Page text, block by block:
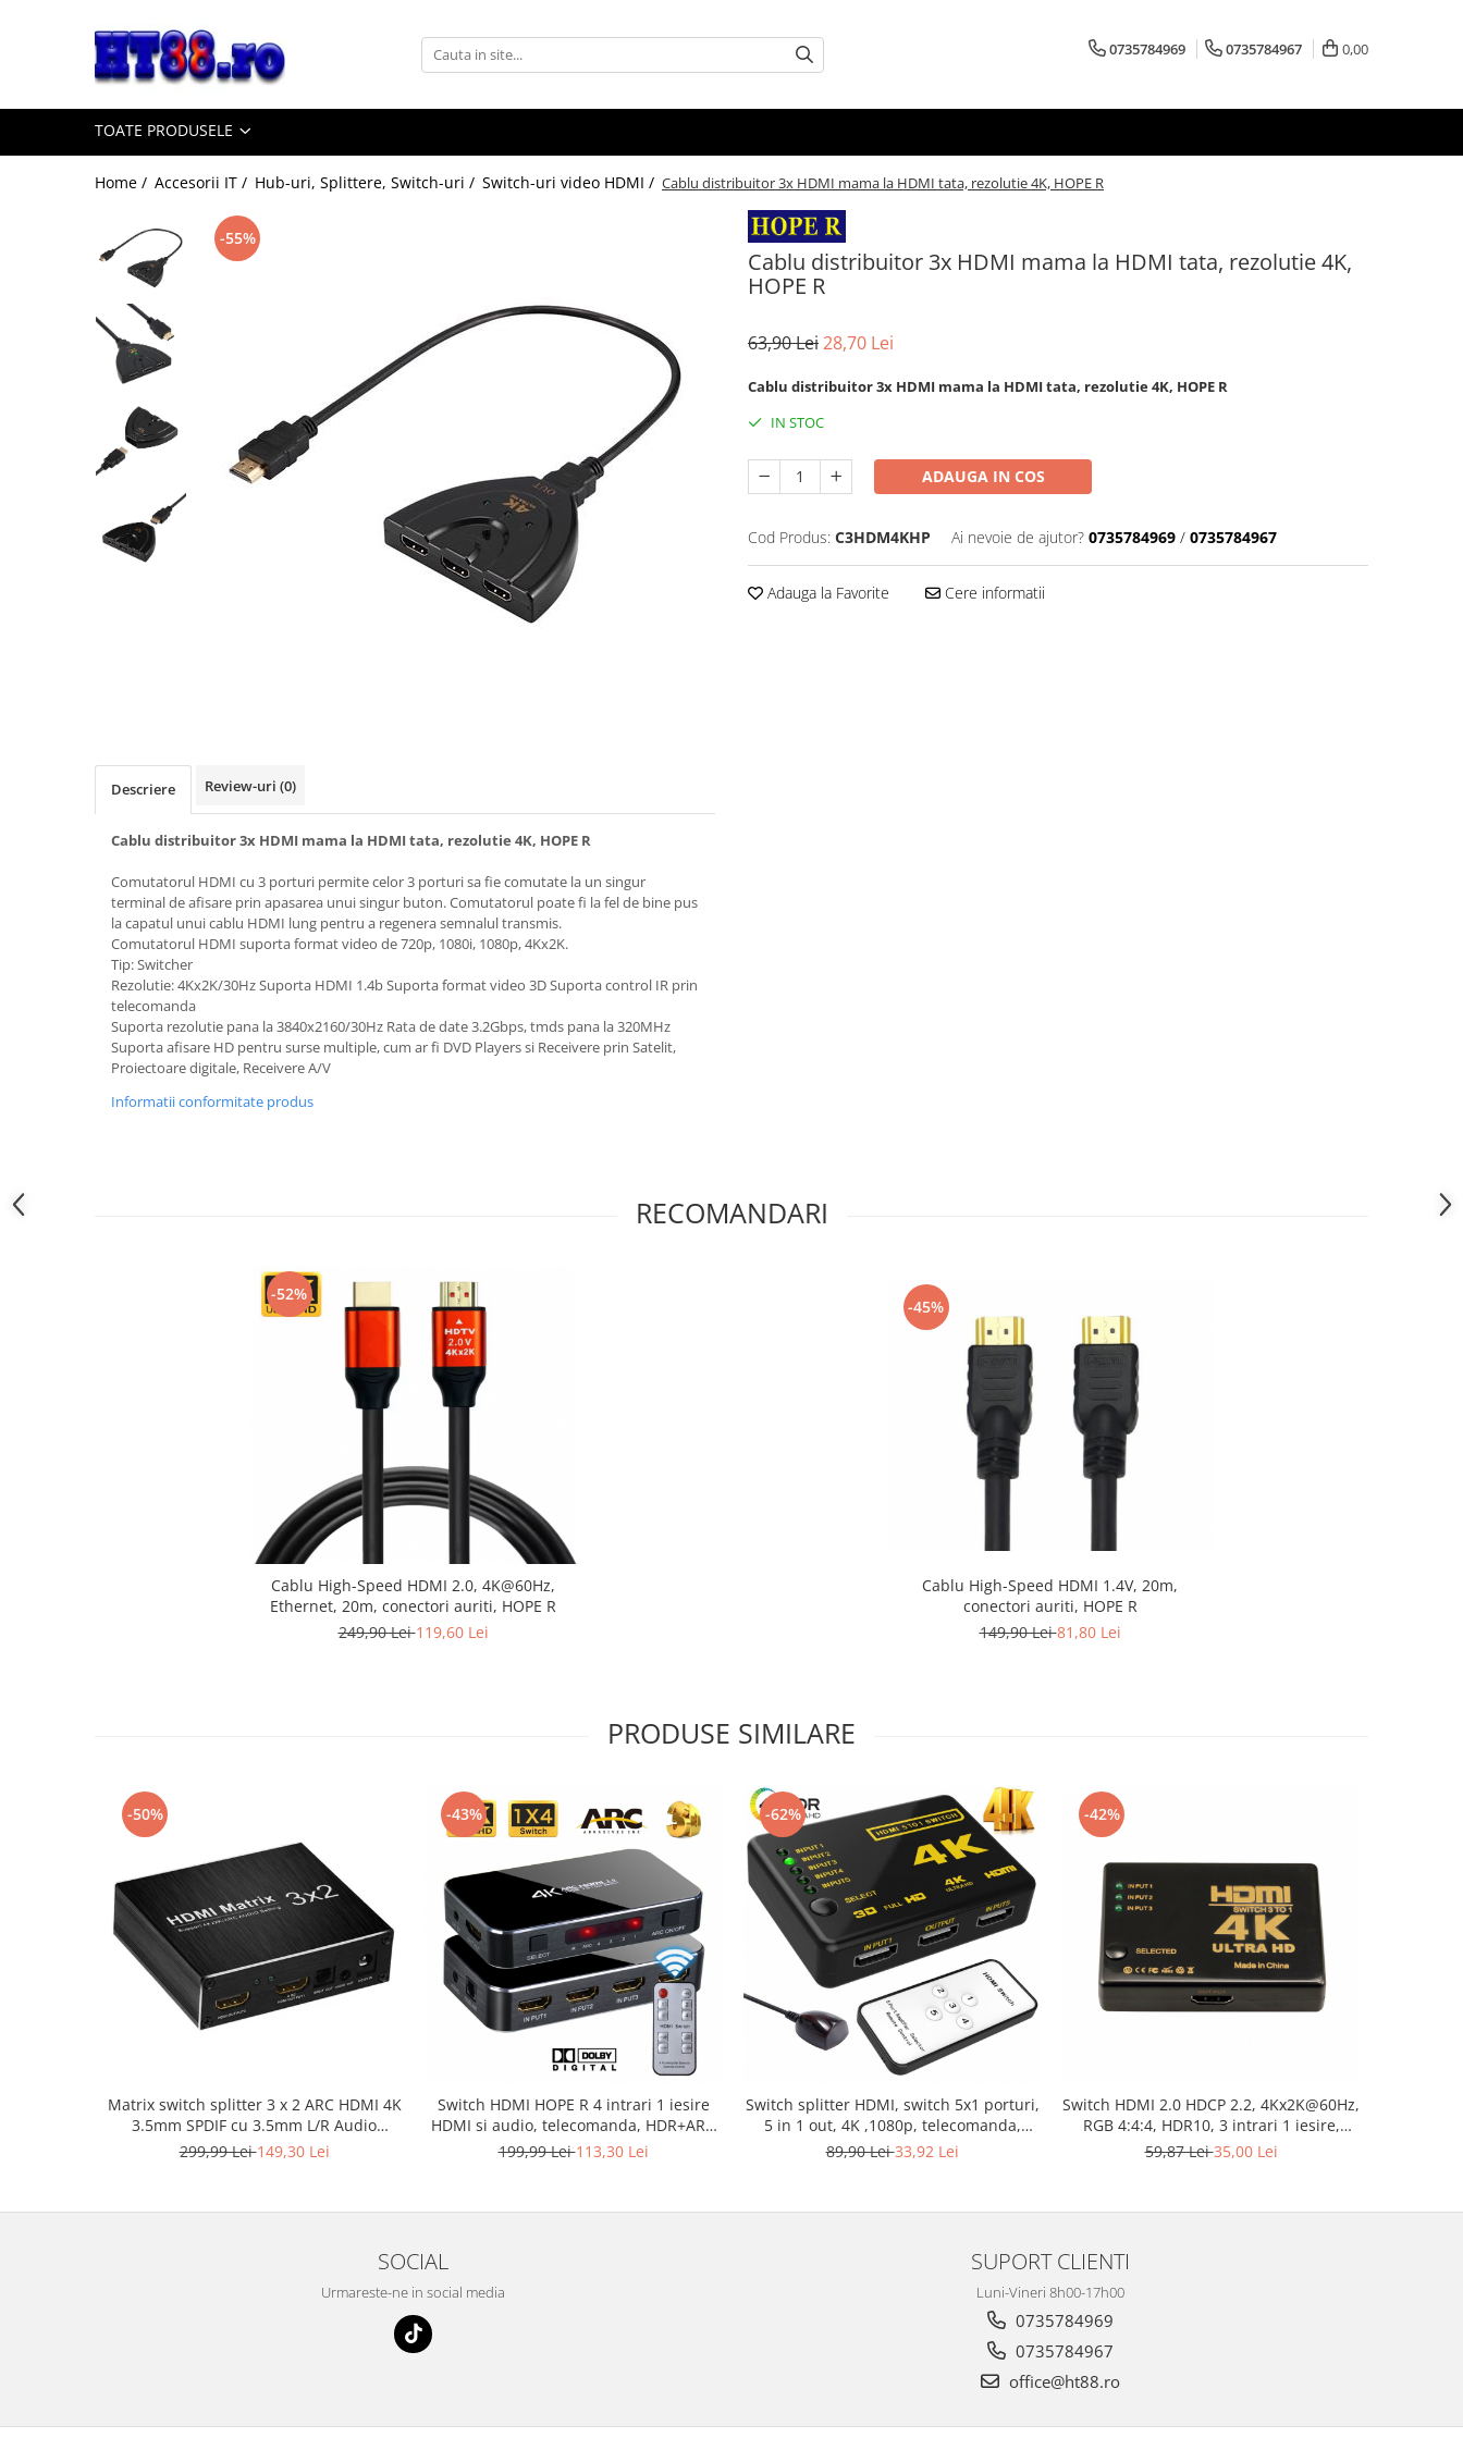
Toate Produsele
Adaptoare, convertoare
Convertoare si adaptoare video
Convertoare si conectori audio
Adaptoare console jocuri
Captura video
Hub-uri, Splittere, Switch-uri
Hub-uri adaptoare video
Splittere video HDMI
Switch-uri KVM
Switch-uri video HDMI
Accesorii telefoane mobile
Alte accesorii calculatoare
Cristale naturale, pietre minerale
Cabluri video, extendere si
conectori video
Consumabile compatibile
Jucarii interactive
Manopera instalare
Masti sport, protectie antipoluare
0735784969 0735784967 0,00
TOATE PRODUSELE
Home / Accesorii IT / Hub-uri, Splittere, Switch-uri / Switch-uri video HDMI / Cablu distribuitor 3x HDMI mama la HDMI tata, rezolutie 4K, HOPE R
Cablu distribuitor 3x HDMI mama la HDMI tata, rezolutie 4K,
HOPE R
-55%
63,90 Lei28,70 Lei
Cablu distribuitor 3x HDMI mama la HDMI tata, rezolutie 4K, HOPE R
IN STOC
ADAUGA IN COS
Cod Produs: C3HDM4KHP Ai nevoie de ajutor? 0735784969 / 0735784967
Adauga la Favorite Cere informatii
Descriere Review-uri (0)
Cablu distribuitor 3x HDMI mama la HDMI tata, rezolutie 4K, HOPE R
Comutatorul HDMI cu 3 porturi permite celor 3 porturi sa fie comutate la un singur
terminal de afisare prin apasarea unui singur buton. Comutatorul poate fi la fel de bine pus
la capatul unui cablu HDMI lung pentru a regenera semnalul transmis.
Comutatorul HDMI suporta format video de 720p, 1080i, 1080p, 4Kx2K.
Tip: Switcher
Rezolutie: 4Kx2K/30Hz Suporta HDMI 1.4b Suporta format video 3D Suporta control IR prin
telecomanda
Suporta rezolutie pana la 3840x2160/30Hz Rata de date 3.2Gbps, tmds pana la 320MHz
Suporta afisare HD pentru surse multiple, cum ar fi DVD Players si Receivere prin Satelit,
Proiectoare digitale, Receivere A/V
Informatii conformitate produs
RECOMANDARI
-52%
Cablu High-Speed HDMI 2.0, 4K@60Hz,
Ethernet, 20m, conectori auriti, HOPE R
249,90 Lei119,60 Lei
-45%
Cablu High-Speed HDMI 1.4V, 20m,
conectori auriti, HOPE R
149,90 Lei81,80 Lei
PRODUSE SIMILARE
-50%
Matrix switch splitter 3 x 2 ARC HDMI 4K
3.5mm SPDIF cu 3.5mm L/R Audio
extractor si telecomanda IR, HOPE R
299,99 Lei149,30 Lei
-43%
Switch HDMI HOPE R 4 intrari 1 iesire
HDMI si audio, telecomanda, HDR+ARC
suporta 3D si UHD 4K, negru
199,99 Lei113,30 Lei
-62%
Switch splitter HDMI, switch 5x1 porturi,
5 in 1 out, 4K ,1080p, telecomanda,
negru, HOPE R
89,90 Lei33,92 Lei
-42%
Switch HDMI 2.0 HDCP 2.2, 4Kx2K@60Hz,
RGB 4:4:4, HDR10, 3 intrari 1 iesire,
telecomanda IR, negru
59,87 Lei35,00 Lei
SOCIAL
Urmareste-ne in social media
SUPORT CLIENTI
Luni-Vineri 8h00-17h00
0735784969
0735784967
office@ht88.ro